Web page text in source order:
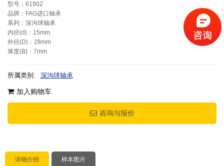
型号：61902
品牌：FAG进口轴承
系列：深沟球轴承
内径(d)：15mm
外径(D)：28mm
厚度(B)：7mm
所属类别: 深沟球轴承
加入购物车
咨询与报价
详细介绍 样本图片